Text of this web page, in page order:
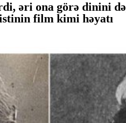
əri ona görə dinini
film kimi həyatı
"Bentley",